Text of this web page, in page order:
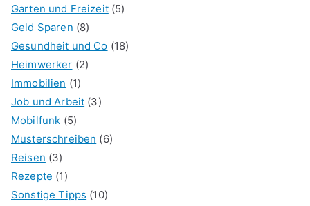
Garten und Freizeit(5)
Geld Sparen (8)
Gesundheit und Co (18)
Heimwerker (2)
Immobilien (1)
Job und Arbeit (3)
Mobilfunk (5)
Musterschreiben (6)
Reisen (3)
Rezepte (1)
Sonstige Tipps (10)